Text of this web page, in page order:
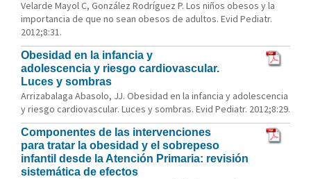
Velarde Mayol C, González Rodríguez P. Los niños obesos y la
importancia de que no sean obesos de adultos. Evid Pediatr.
2012;8:31.
Obesidad en la infancia y
adolescencia y riesgo cardiovascular.
Luces y sombras
Arrizabalaga Abasolo, JJ. Obesidad en la infancia y adolescencia
y riesgo cardiovascular. Luces y sombras. Evid Pediatr. 2012;8:29.
Componentes de las intervenciones
para tratar la obesidad y el sobrepeso
infantil desde la Atención Primaria: revisión
sistemática de efectos